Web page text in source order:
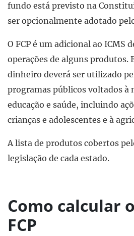
fundo está previsto na
ser opcionalmente adotado
O FCP é um adicional ao ICMS
operações de alguns produtos.
dinheiro deverá ser utilizado
programas públicos voltados à
educação e saúde, incluindo
crianças e adolescentes e à
A lista de produtos cobertos
legislação de cada estado.
Como calcular
FCP